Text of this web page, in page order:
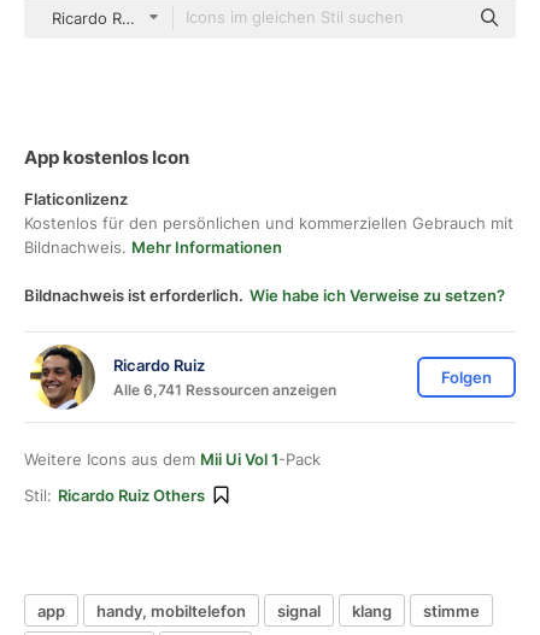
Ricardo Ruiz Others
App kostenlos Icon
Flaticonlizenz
Kostenlos für den persönlichen und kommerziellen Gebrauch mit
Bildnachweis. Mehr Informationen
Bildnachweis ist erforderlich. Wie habe ich Verweise zu setzen?
Ricardo Ruiz
Alle 6,741 Ressourcen anzeigen
Folgen
Weitere Icons aus dem Mii Ui Vol 1-Pack
Stil: Ricardo Ruiz Others
app handy, mobiltelefon signal klang
stimme